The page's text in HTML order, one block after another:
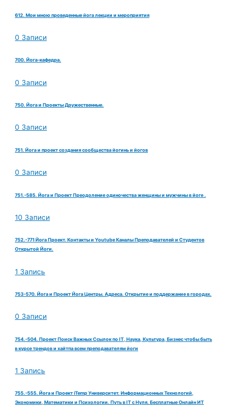
612. Мои мною проведенные йога лекции и мероприятия
0 Записи
700. Йога-кафедра.
0 Записи
750. Йога и Проекты Дружественные.
0 Записи
751. Йога и проект создания сообщества йогинь и йогов
0 Записи
751.-585. Йога и Проект Преодоление одиночества женщины и мужчины в йоге .
10 Записи
752.-771 Йога Проект. Контакты и Youtube Каналы Преподавателей и Студентов
Открытой Йоги.
1 Запись
753-570. Йога и Проект Йога Центры. Адреса. Открытие и поддержание в городах.
0 Записи
754.-504. Проект Поиск Важных Ссылок по IT, Наука, Культура, Бизнес чтобы быть
в курсе трендов и хайтпа всем преподавателям йоги
1 Запись
755.-555. Йога и Проект iTemp Университет. Информационных Технологий,
Экономики, Математики и Психологии. Путь в IT с Нуля. Бесплатные Онлайн ИТ